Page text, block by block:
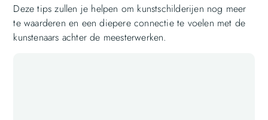
Deze tips zullen je helpen om kunstschilderijen nog meer
te waarderen en een diepere connectie te voelen met de
kunstenaars achter de meesterwerken.